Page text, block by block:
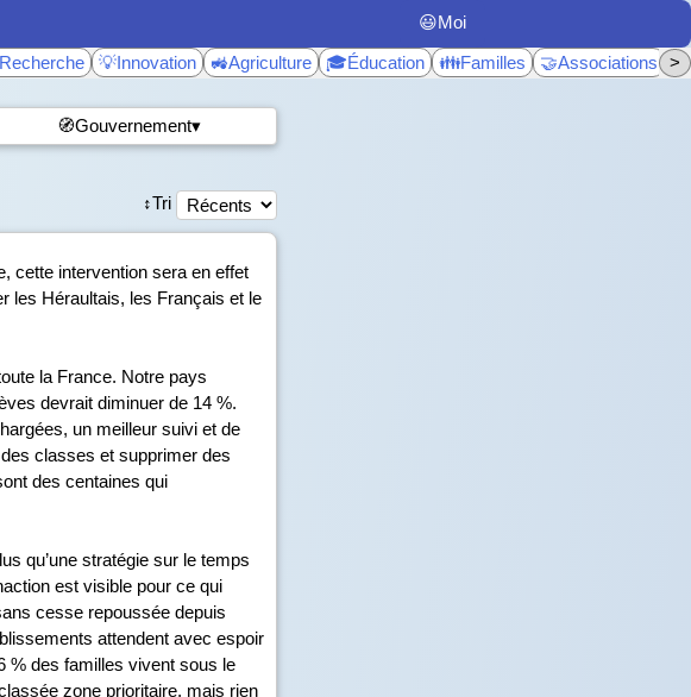
😃Moi
💡Innovation 🚜Agriculture 🎓Éducation 👪Familles 🤝Associations >
🧭Gouvernement▾
↕️Tri
cette intervention sera en effet
les Héraultais, les Français et le
la France. Notre pays
devrait diminuer de 14 %.
un meilleur suivi et de
classes et supprimer des
des centaines qui
qu’une stratégie sur le temps
est visible pour ce qui
cesse repoussée depuis
attendent avec espoir
% des familles vivent sous le
zone prioritaire, mais rien